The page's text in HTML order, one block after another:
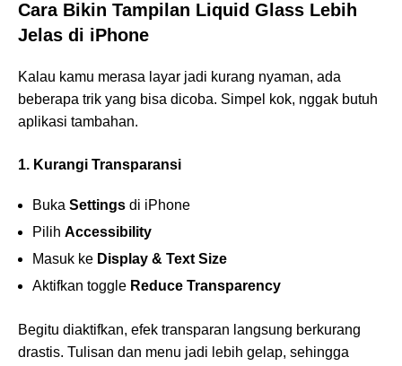
Cara Bikin Tampilan Liquid Glass Lebih
Jelas di iPhone
Kalau kamu merasa layar jadi kurang nyaman, ada
beberapa trik yang bisa dicoba. Simpel kok, nggak butuh
aplikasi tambahan.
1. Kurangi Transparansi
Buka Settings di iPhone
Pilih Accessibility
Masuk ke Display & Text Size
Aktifkan toggle Reduce Transparency
Begitu diaktifkan, efek transparan langsung berkurang
drastis. Tulisan dan menu jadi lebih gelap, sehingga